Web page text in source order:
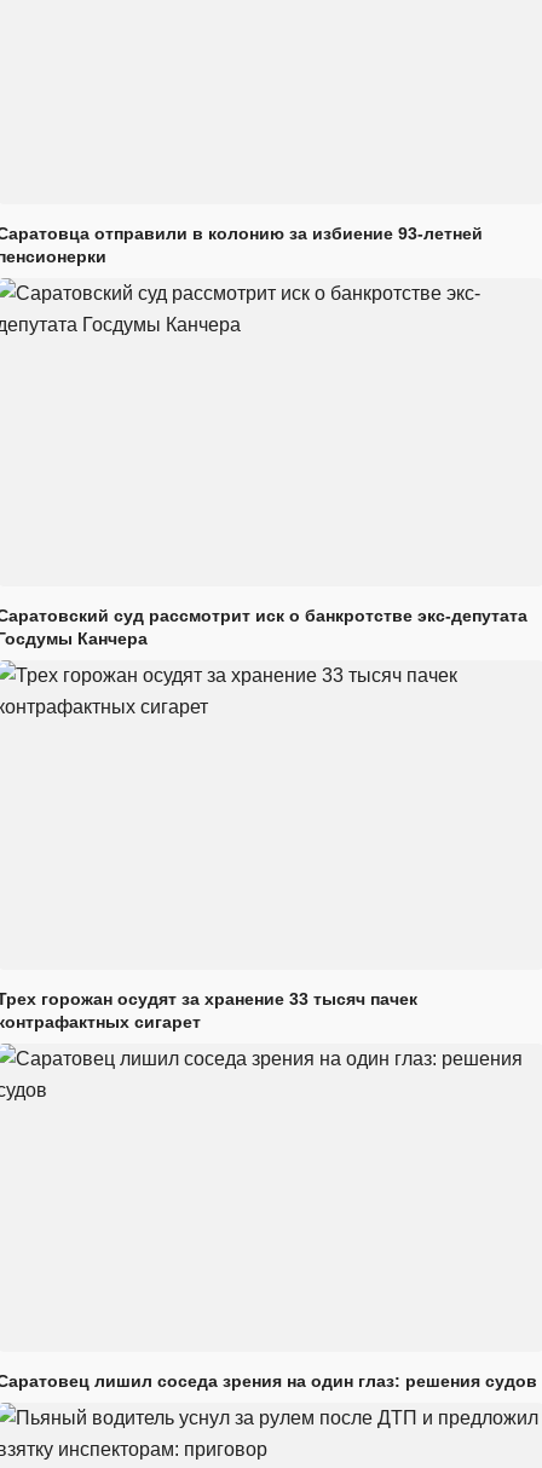
отправили в колонию за избиение 93-летней
суд рассмотрит иск о банкротстве экс-депутата
Канчера
горожан осудят за хранение 33 тысяч пачек
сигарет
лишил соседа зрения на один глаз: решения судов